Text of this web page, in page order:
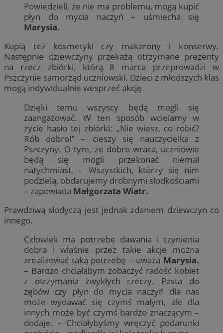
Powiedzieli, że nie ma problemu, mogą kupić
płyn do mycia naczyń – uśmiecha się
Marysia.
Kupią też kosmetyki czy makarony i konserwy.
Następnie dziewczyny przekażą otrzymane prezenty
na rzecz zbiórki, którą 8 marca przeprowadzi w
Pszczynie samorząd uczniowski. Dzieci z młodszych klas
mogą indywidualnie wesprzeć akcję.
Dzięki temu wszyscy będą mogli się
zaangażować. W ten sposób wcielamy w
życie hasło tej zbiórki: „Nie wiesz, co robić?
Rób dobro!” – cieszy się nauczycielka z
Pszczyny. O tym, że dobro wraca, uczniowie
będą się mogli przekonać niemal
natychmiast. – Wszystkich, którzy się nim
podzielą, obdarujemy drobnymi słodkościami
– zapowiada Małgorzata Wiatr.
Prawdziwą słodyczą jest jednak zdaniem dziewczyn co
innego.
Człowiek ma potrzebę dawania i czynienia
dobra i właśnie przez takie akcje można
zrealizować taką potrzebę – uważa Marysia.
– Bardzo chciałabym zobaczyć radość kobiet
z otrzymania zwykłych rzeczy. Pasta do
zębów czy płyn do mycia naczyń dla nas
może wydawać się czymś małym, ale dla
innych może być czymś bardzo znaczącym –
dodaje. – Chciałybyśmy wręczyć podarunki